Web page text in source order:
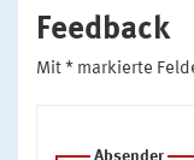
Feedback
Mit * markierte
Absender